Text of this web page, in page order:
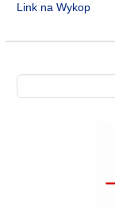
Link na Wykop